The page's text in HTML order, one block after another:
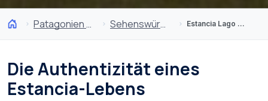
Patagonien und Antarktis Sehenswürdigkeiten Estancia Lago Pinto
Die Authentizität eines
Estancia-Lebens